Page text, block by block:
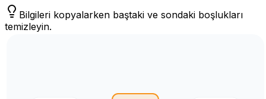
Bilgileri kopyalarken baştaki ve sondaki boşlukları
temizleyin.